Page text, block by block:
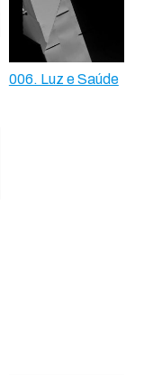
006. Luz e Saúde